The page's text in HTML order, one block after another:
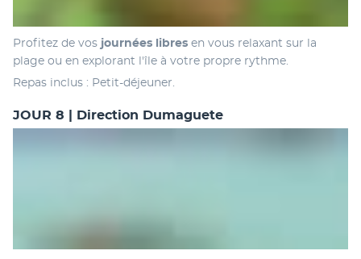
Profitez de vos journées libres en vous relaxant sur la
plage ou en explorant l'île à votre propre rythme.
Repas inclus : Petit-déjeuner.
JOUR 8 | Direction Dumaguete